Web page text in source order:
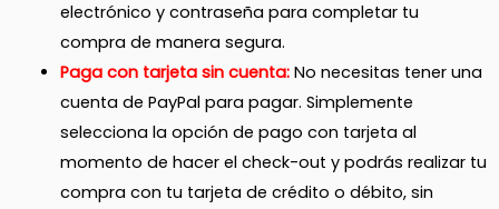
electrónico y contraseña para completar tu
compra de manera segura.
Paga con tarjeta sin cuenta:No necesitas tener una
cuenta de PayPal para pagar. Simplemente
selecciona la opción de pago con tarjeta al
momento de hacer el check-out y podrás realizar tu
compra con tu tarjeta de crédito o débito, sin